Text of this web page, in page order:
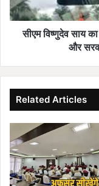
नेता
के
वीडियो
सरकार
को
बदनाम
करने
की
साजिश
सीएम विष्णुदेव साय
और
Related Articles